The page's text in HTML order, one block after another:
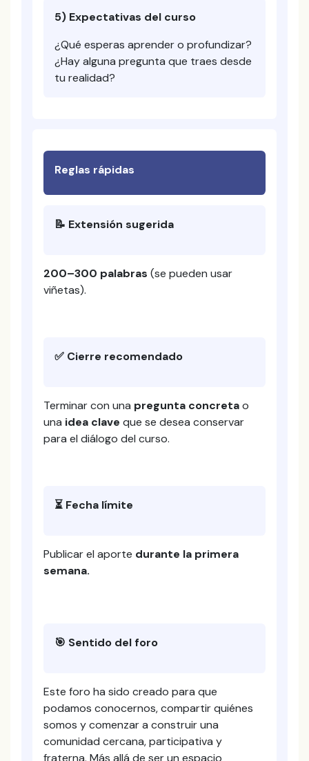
5) Expectativas del curso
¿Qué esperas aprender o profundizar?
¿Hay alguna pregunta que traes desde
tu realidad?
Reglas rápidas
📝 Extensión sugerida
200–300 palabras (se pueden usar
viñetas).
✅ Cierre recomendado
Terminar con una pregunta concretao
una idea clave que se desea conservar
para el diálogo del curso.
⏳ Fecha límite
Publicar el aporte durante la primera
semana.
🎯 Sentido del foro
Este foro ha sido creado para que
podamos conocernos, compartir quiénes
somos y comenzar a construir una
comunidad cercana, participativa y
fraterna. Más allá de ser un espacio